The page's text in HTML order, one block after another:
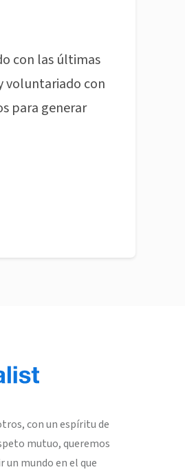
con las últimas
voluntariado con
para generar
con un espíritu de
mutuo, queremos
un mundo en el que